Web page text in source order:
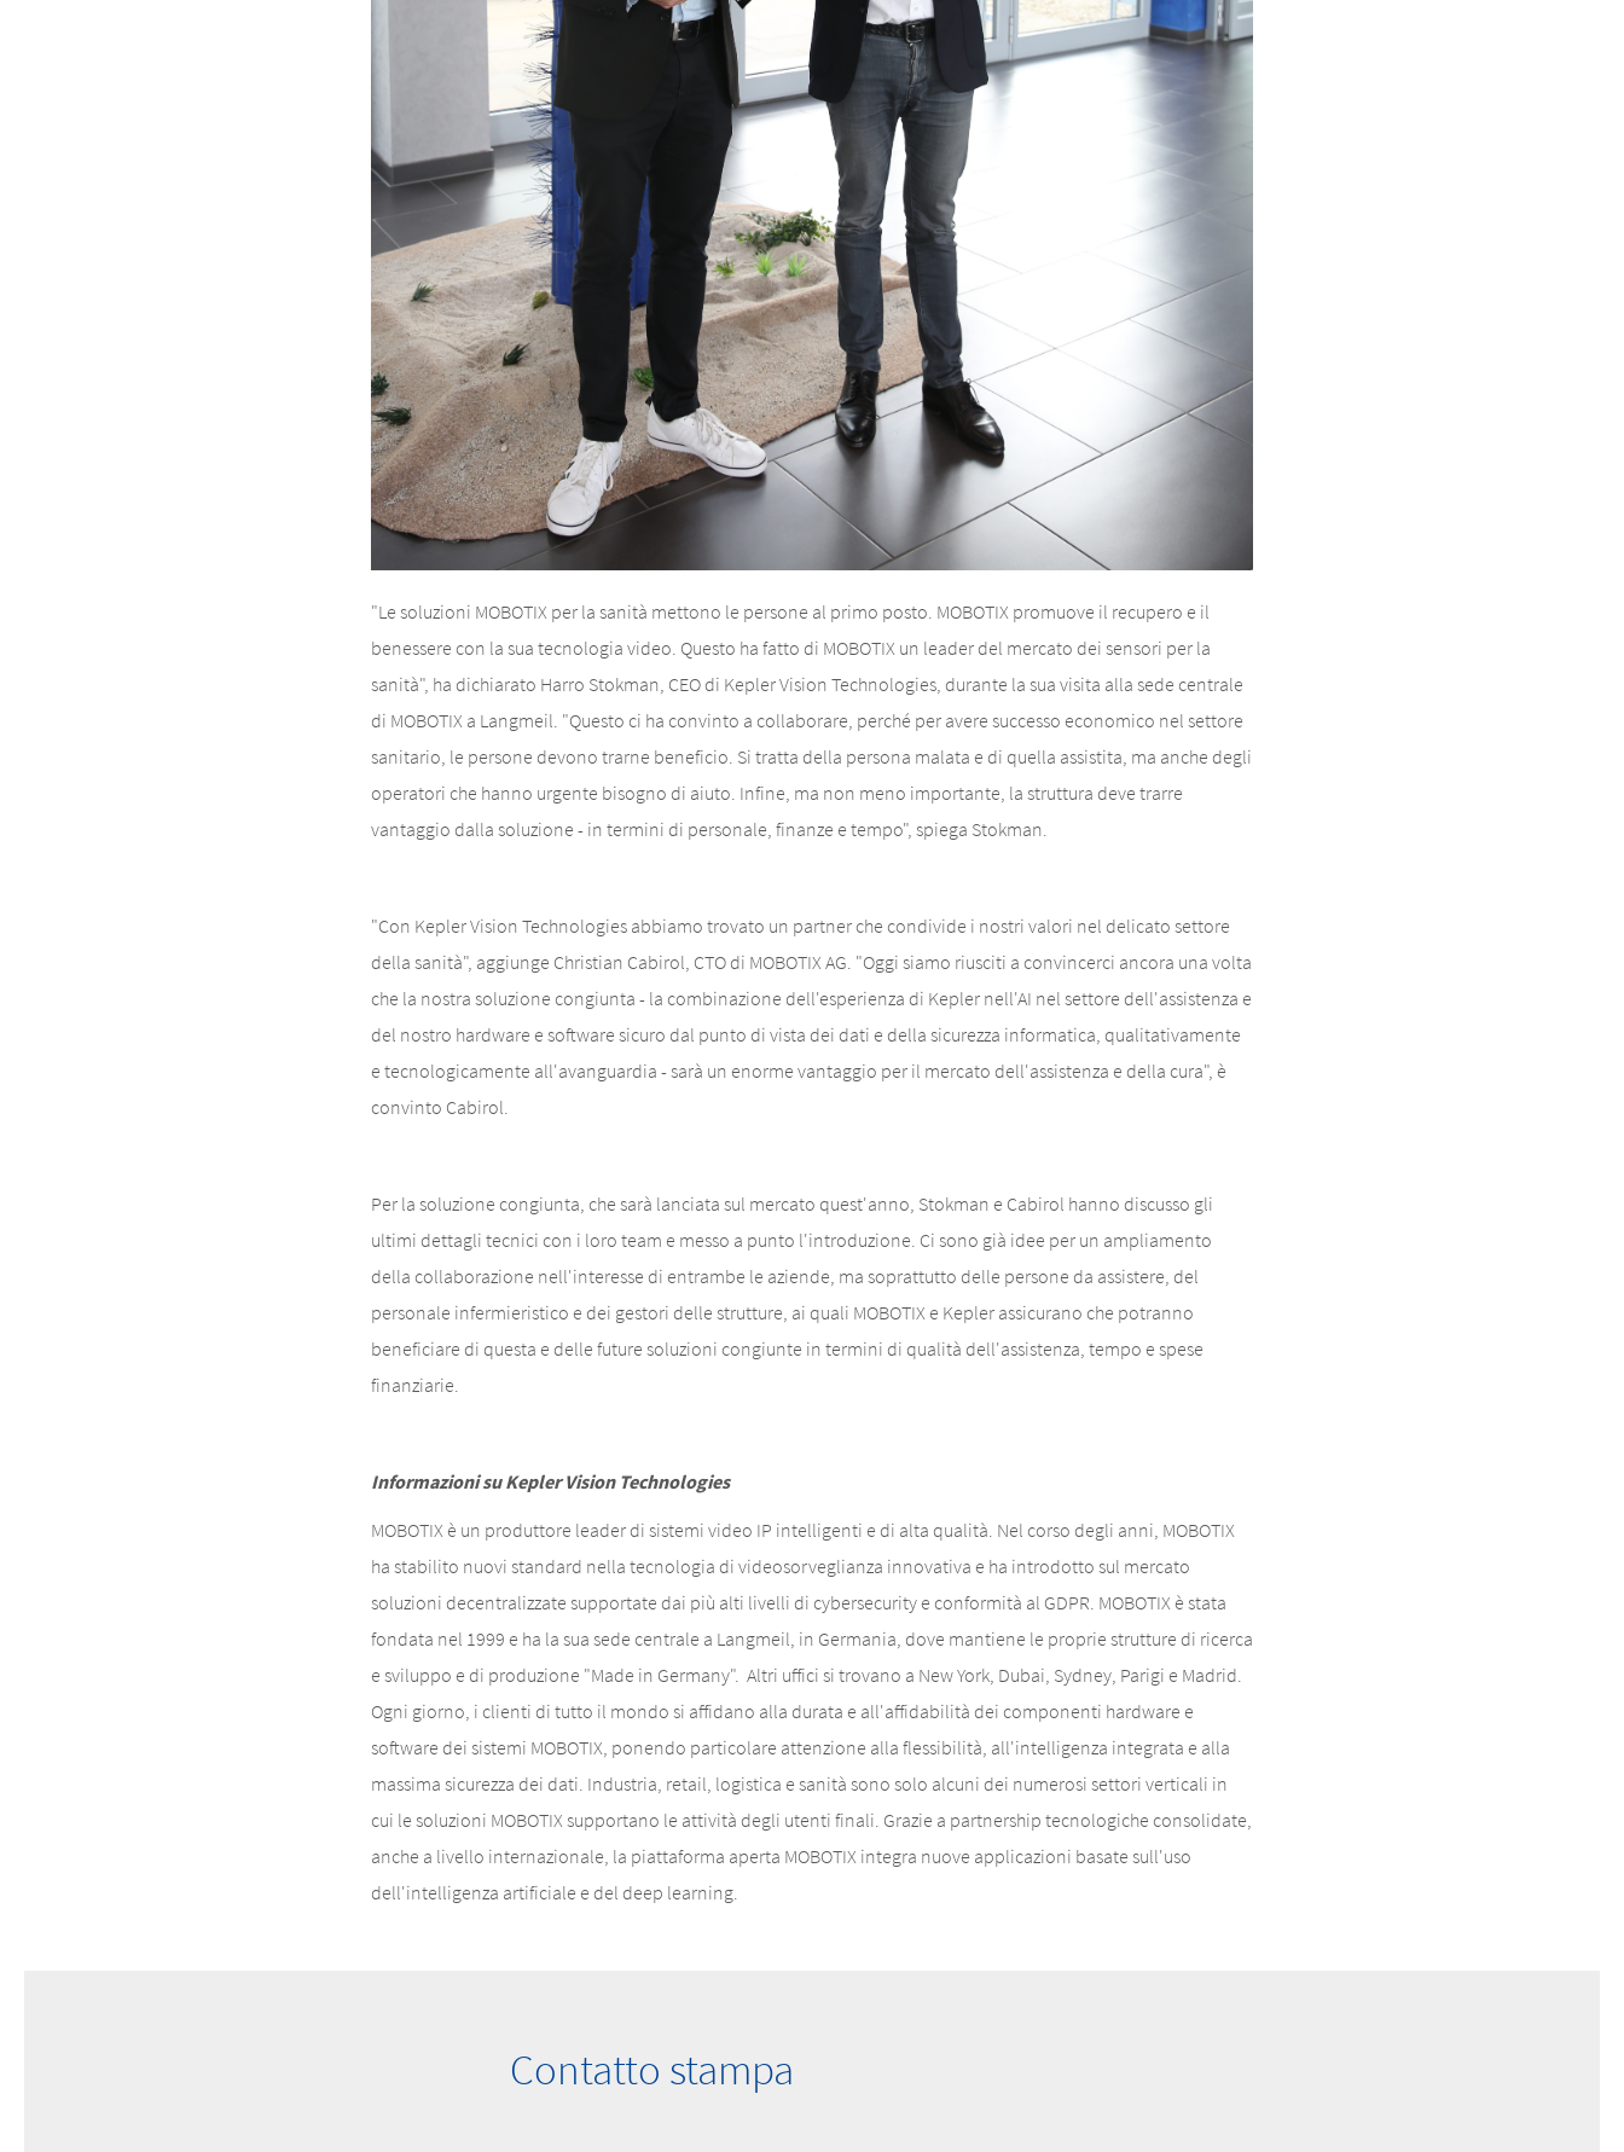
"Le soluzioni MOBOTIX per la sanità mettono le persone al primo posto. MOBOTIX promuove il recupero e il
benessere con la sua tecnologia video. Questo ha fatto di MOBOTIX un leader del mercato dei sensori per la
sanità", ha dichiarato Harro Stokman, CEO di Kepler Vision Technologies, durante la sua visita alla sede centrale
di MOBOTIX a Langmeil. "Questo ci ha convinto a collaborare, perché per avere successo economico nel settore
sanitario, le persone devono trarne beneficio. Si tratta della persona malata e di quella assistita, ma anche degli
operatori che hanno urgente bisogno di aiuto. Infine, ma non meno importante, la struttura deve trarre
vantaggio dalla soluzione - in termini di personale, finanze e tempo", spiega Stokman.
"Con Kepler Vision Technologies abbiamo trovato un partner che condivide i nostri valori nel delicato settore
della sanità", aggiunge Christian Cabirol, CTO di MOBOTIX AG. "Oggi siamo riusciti a convincerci ancora una volta
che la nostra soluzione congiunta - la combinazione dell'esperienza di Kepler nell'AI nel settore dell'assistenza e
del nostro hardware e software sicuro dal punto di vista dei dati e della sicurezza informatica, qualitativamente
e tecnologicamente all'avanguardia - sarà un enorme vantaggio per il mercato dell'assistenza e della cura", è
convinto Cabirol.
Per la soluzione congiunta, che sarà lanciata sul mercato quest'anno, Stokman e Cabirol hanno discusso gli
ultimi dettagli tecnici con i loro team e messo a punto l'introduzione. Ci sono già idee per un ampliamento
della collaborazione nell'interesse di entrambe le aziende, ma soprattutto delle persone da assistere, del
personale infermieristico e dei gestori delle strutture, ai quali MOBOTIX e Kepler assicurano che potranno
beneficiare di questa e delle future soluzioni congiunte in termini di qualità dell'assistenza, tempo e spese
finanziarie.
Informazioni su Kepler Vision Technologies
MOBOTIX è un produttore leader di sistemi video IP intelligenti e di alta qualità. Nel corso degli anni, MOBOTIX
ha stabilito nuovi standard nella tecnologia di videosorveglianza innovativa e ha introdotto sul mercato
soluzioni decentralizzate supportate dai più alti livelli di cybersecurity e conformità al GDPR. MOBOTIX è stata
fondata nel 1999 e ha la sua sede centrale a Langmeil, in Germania, dove mantiene le proprie strutture di ricerca
e sviluppo e di produzione "Made in Germany". Altri uffici si trovano a New York, Dubai, Sydney, Parigi e Madrid.
Ogni giorno, i clienti di tutto il mondo si affidano alla durata e all'affidabilità dei componenti hardware e
software dei sistemi MOBOTIX, ponendo particolare attenzione alla flessibilità, all'intelligenza integrata e alla
massima sicurezza dei dati. Industria, retail, logistica e sanità sono solo alcuni dei numerosi settori verticali in
cui le soluzioni MOBOTIX supportano le attività degli utenti finali. Grazie a partnership tecnologiche consolidate,
anche a livello internazionale, la piattaforma aperta MOBOTIX integra nuove applicazioni basate sull'uso
dell'intelligenza artificiale e del deep learning.
Contatto stampa